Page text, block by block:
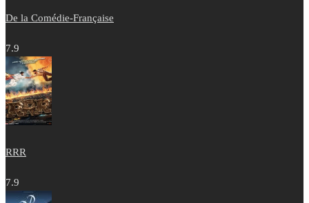
De la Comédie-Française
7.9
RRR
7.9